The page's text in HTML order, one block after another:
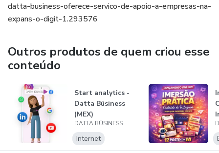
datta-business-oferece-servico-de-apoio-a-empresas-na-
expans-o-digit-1.293576
Outros produtos de quem criou esse
conteúdo
Start analytics -
Datta Büsiness
(MEX)
DATTA BÜSINESS
Internet